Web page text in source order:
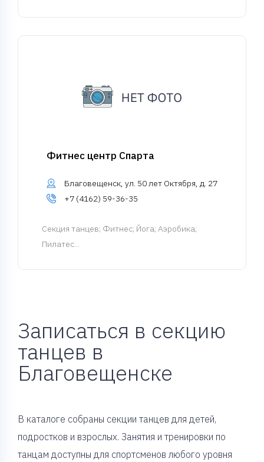
Фитнес центр Спарта
Благовещенск, ул. 50 лет Октября, д. 27
+7 (4162) 59-36-35
Cекция танцев; Фитнес; Йога; Аэробика;
Пилатес...
Записаться в секцию
танцев в
Благовещенске
В каталоге собраны секции танцев для детей,
подростков и взрослых. Занятия и тренировки по
танцам доступны для спортсменов любого уровня